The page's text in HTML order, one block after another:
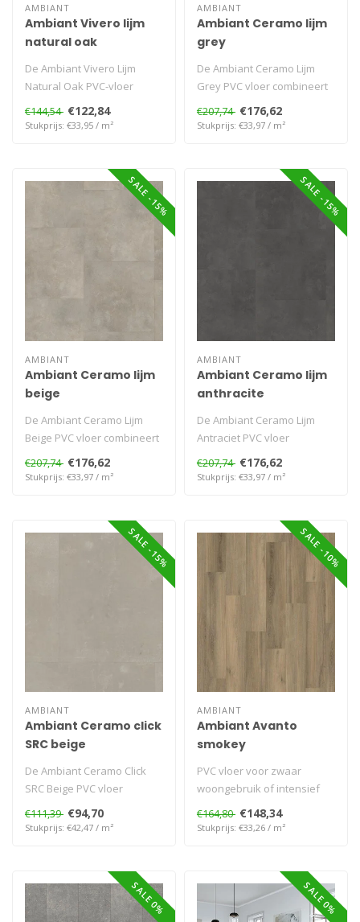
AMBIANT
Ambiant Vivero lijm
natural oak
De Ambiant Vivero Lijm
Natural Oak PVC-vloer
combineert een natuurlijke
eikenkle..
€144,54 €122,84
Stukprijs: €33,95 / m²
AMBIANT
Ambiant Ceramo lijm
grey
De Ambiant Ceramo Lijm
Grey PVC vloer combineert
een verfijnde grijze tint met
e..
€207,74 €176,62
Stukprijs: €33,97 / m²
SALE -15%
AMBIANT
Ambiant Ceramo lijm
beige
De Ambiant Ceramo Lijm
Beige PVC vloer combineert
een zachte beige tint met
een ..
€207,74 €176,62
Stukprijs: €33,97 / m²
SALE -15%
AMBIANT
Ambiant Ceramo lijm
anthracite
De Ambiant Ceramo Lijm
Antraciet PVC vloer
combineert een diepe
antracietkleur m..
€207,74 €176,62
Stukprijs: €33,97 / m²
SALE -15%
AMBIANT
Ambiant Ceramo click
SRC beige
De Ambiant Ceramo Click
SRC Beige PVC vloer
combineert een zachte
beige tint met..
€111,39 €94,70
Stukprijs: €42,47 / m²
SALE -10%
AMBIANT
Ambiant Avanto
smokey
PVC vloer voor zwaar
woongebruik of intensief
project gebruik. Geschikt
voor vlo..
€164,80 €148,34
Stukprijs: €33,26 / m²
SALE 0% SALE 0%